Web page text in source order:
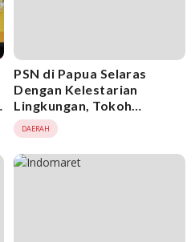
PSN di Papua Selaras
Dengan Kelestarian
Lingkungan, Tokoh
Perempuan Adat Papua
Ajak Waspadai Provokasi
DAERAH